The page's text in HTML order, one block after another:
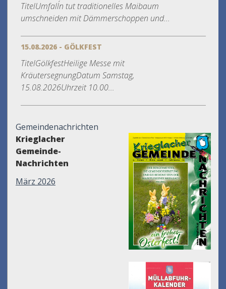
TitelUmfall´n tut traditionelles Maibaum
umschneiden mit Dämmerschoppen und...
15.08.2026 - GÖLKFEST
TitelGölkfestHeilige Messe mit
KräutersegnungDatum Samstag,
15.08.2026Uhrzeit 10.00...
Gemeindenachrichten
Krieglacher
Gemeinde-
Nachrichten
März 2026